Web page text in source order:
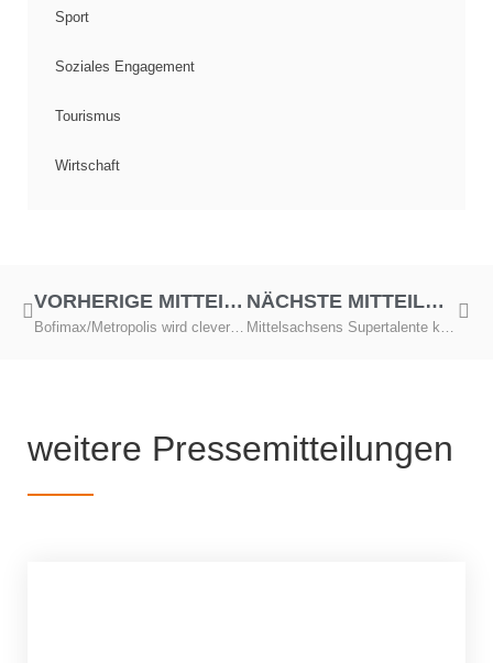
Sport
Soziales Engagement
Tourismus
Wirtschaft
VORHERIGE MITTEILUNG
Bofimax/Metropolis wird clever-fit-Fitnesslandschaft
NÄCHSTE MITTEILUNG
Mittelsachsens Supertalente kommen diesmal aus Döbeln – Sommer-Contest 2025 in Roßwein
weitere Pressemitteilungen